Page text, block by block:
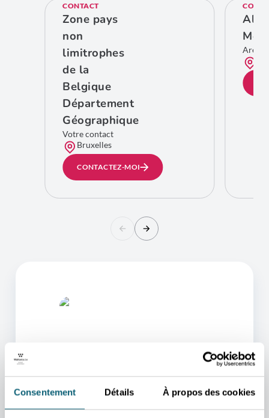
Consentement Détails À propos des cookies
CONTACT
Zone pays
non
limitrophes
de la
Belgique
Département
Géographique
Votre contact
Bruxelles
CONTACTEZ-MOI
Area
L'UN DE NOS CONSEILLERS